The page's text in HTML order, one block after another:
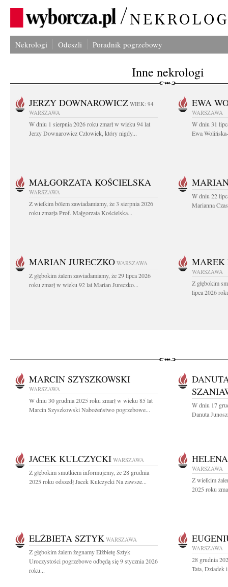
Nekrologi Odeszli Poradnik pogrzebowy
Inne nekrologi
JERZY DOWNAROWICZ WIEK: 94
WARSZAWA
W dniu 1 sierpnia 2026 roku zmarł w wieku 94 lat
Jerzy Downarowicz Człowiek, który nigdy...
EWA
WARSZAWA
W dniu 31
Ewa
MAŁGORZATA KOŚCIELSKA
WARSZAWA
Z wielkim bólem zawiadamiamy, że 3 sierpnia 2026
roku zmarła Prof. Małgorzata Kościelska...
W dniu 22
Marianna
MARIAN JURECZKO WARSZAWA
Z głębokim żalem zawiadamiamy, że 29 lipca 2026
roku zmarł w wieku 92 lat Marian Jureczko...
MAREK
WARSZAWA
Z głębokim
lipca 2026
MARCIN SZYSZKOWSKI
WARSZAWA
W dniu 30 grudnia 2025 roku zmarł w wieku 85 lat
Marcin Szyszkowski Nabożeństwo pogrzebowe...
W dniu 17
Danuta
JACEK KULCZYCKI WARSZAWA
Z głębokim smutkiem informujemy, że 28 grudnia
2025 roku odszedł Jacek Kulczycki Na zawsze...
WARSZAWA
Z wielkim
2025 roku
ELŻBIETA SZTYK WARSZAWA
Z głębokim żalem żegnamy Elżbietę Sztyk
Uroczystości pogrzebowe odbędą się 9 stycznia 2026
roku...
WARSZAWA
28 grudnia
Tata, Dziadek